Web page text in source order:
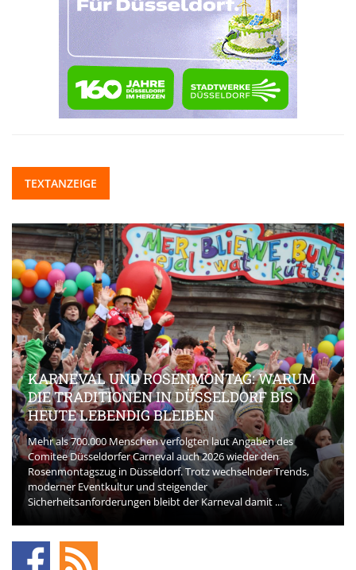
TEXTANZEIGE
KARNEVAL UND ROSENMONTAG: WARUM
DIE TRADITIONEN IN DÜSSELDORF BIS
HEUTE LEBENDIG BLEIBEN
Mehr als 700.000 Menschen verfolgten laut Angaben des
Comitee Düsseldorfer Carneval auch 2026 wieder den
Rosenmontagszug in Düsseldorf. Trotz wechselnder Trends,
moderner Eventkultur und steigender
Sicherheitsanforderungen bleibt der Karneval damit ...